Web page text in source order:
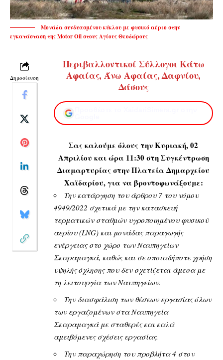
Μονάδα συνδυασμένου κύκλου με φυσικό αέριο στην
εγκατάσταση της Motor Oil στους Αγίους Θεοδώρους
Δημοσίευση
Περιβαλλοντικοί Σύλλογοι Κάτω
Αφαίας, Άνω Αφαίας, Δαφνίου,
Δάσους
Σας καλούμε όλους την Κυριακή, 02
Απριλίου και ώρα 11:30 στη Συγκέντρωση
Διαμαρτυρίας στην Πλατεία Δημαρχείου
Χαϊδαρίου, για να βροντοφωνάξουμε:
Την κατάργηση του άρθρου 7 του νόμου
4949/2022 σχετικά με την κατασκευή
τερματικών σταθμών υγροποιημένου φυσικού
αερίου (LNG) και μονάδας παραγωγής
ενέργειας στο χώρο των Ναυπηγείων
Σκαραμαγκά, καθώς και σε οποιαδήποτε χρήση
υψηλής όχλησης που δεν σχετίζεται άμεσα με
τη λειτουργία των Ναυπηγείων.
Την διασφάλιση των θέσεων εργασίας όλων
των εργαζομένων στα Ναυπηγεία
Σκαραμαγκά με σταθερές και καλά
αμειβόμενες σχέσεις εργασίας.
Την παραχώρηση του προβλήτα 4 στον